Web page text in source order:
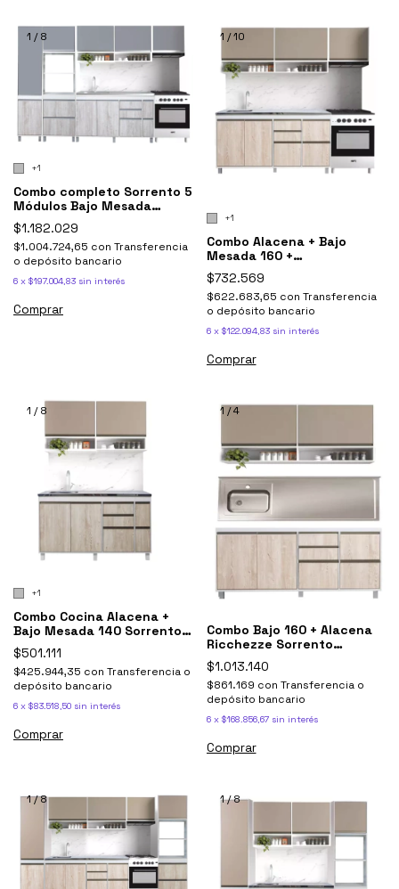
1 /8
+1
Combo completo Sorrento 5
Módulos Bajo Mesada
Alacenas Tolva Y Torre
portahorno
$1.182.029
$1.004.724,65 con Transferencia
o depósito bancario
6 x $197.004,83 sin interés
Comprar
1 /10
+1
Combo Alacena + Bajo
Mesada 160 +
Sobrepurificador Sorrento
$732.569
$622.683,65 con Transferencia
o depósito bancario
6 x $122.094,83 sin interés
Comprar
1 /8
+1
Combo Cocina Alacena +
Bajo Mesada 140 Sorrento
Ricchezze
$501.111
$425.944,35 con Transferencia o
depósito bancario
6 x $83.518,50 sin interés
Comprar
1 /4
Combo Bajo 160 + Alacena
Ricchezze Sorrento
Mesada Johnson
$1.013.140
$861.169 con Transferencia o
depósito bancario
6 x $168.856,67 sin interés
Comprar
1/8 1/8